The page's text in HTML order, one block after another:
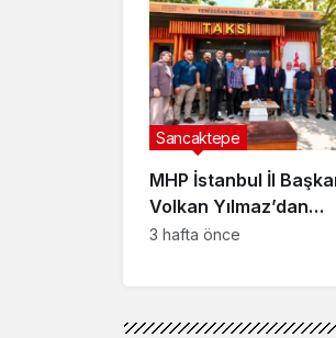
MHP İstanbul İl
Volkan Yılmaz’dan
Sancaktepe
Sancaktepe
3 hafta önce